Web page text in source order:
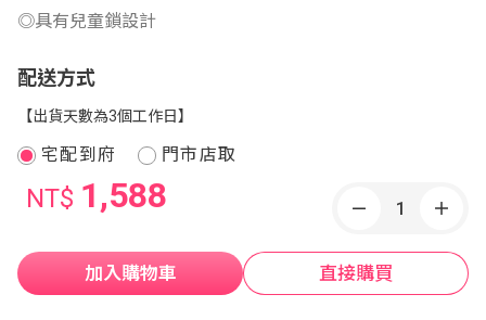
◎具有兒童鎖設計
配送方式
【出貨天數為3個工作日】
宅配到府 門市店取
NT$ 1,588
加入購物車 直接購買